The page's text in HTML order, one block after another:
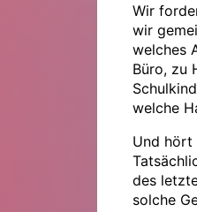
Wir
wir
welches
Büro, zu
welche
Und hört
des
solche